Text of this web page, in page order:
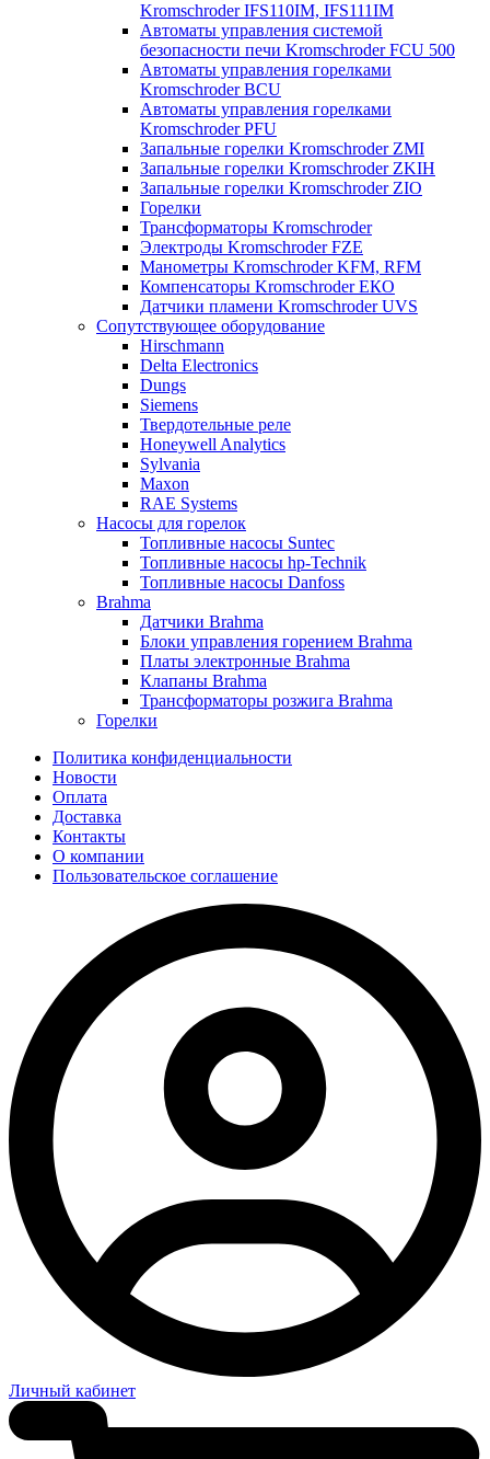
Kromschroder IFS110IM, IFS111IM
Автоматы управления системой
безопасности печи Kromschroder FCU 500
Автоматы управления горелками
Kromschroder BCU
Автоматы управления горелками
Kromschroder PFU
Запальные горелки Kromschroder ZМI
Запальные горелки Kromschroder ZKIH
Запальные горелки Kromschroder ZIO
Горелки
Трансформаторы Kromschroder
Электроды Kromschroder FZE
Манометры Kromschroder KFM, RFM
Компенсаторы Kromschroder ЕКО
Датчики пламени Kromschroder UVS
Сопутствующее оборудование
Hirschmann
Delta Electronics
Dungs
Siemens
Твердотельные реле
Honeywell Analytics
Sylvania
Maxon
RAE Systems
Насосы для горелок
Топливные насосы Suntec
Топливные насосы hp-Technik
Топливные насосы Danfoss
Brahma
Датчики Brahma
Блоки управления горением Brahma
Платы электронные Brahma
Клапаны Brahma
Трансформаторы розжига Brahma
Горелки
Политика конфиденциальности
Новости
Оплата
Доставка
Контакты
О компании
Пользовательское соглашение
Личный кабинет